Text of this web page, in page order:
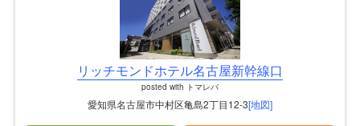
リッチモンドホテル名古屋新幹線口
posted with トマレバ
愛知県名古屋市中村区亀島2丁目12-3[地図]